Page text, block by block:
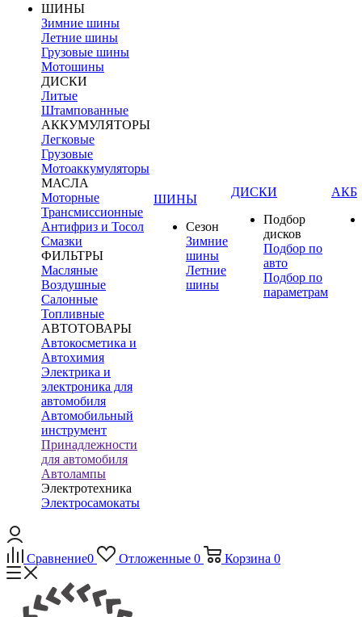
ШИНЫ
Зимние шины
Летние шины
Грузовые шины
Мотошины
ДИСКИ
Литые
Штампованные
АККУМУЛЯТОРЫ
Легковые
Грузовые
Мотоаккумуляторы
МАСЛА
Моторные
Трансмиссионные
Антифриз и Тосол
Смазки
ФИЛЬТРЫ
Масляные
Воздушные
Салонные
Топливные
АВТОТОВАРЫ
Автокосметика и
Автохимия
Электрика и
электроника для
автомобиля
Автомобильный
инструмент
Принадлежности
для автомобиля
Автолампы
Электротехника
Электросамокаты
ШИНЫ
Сезон
Зимние
шины
Летние
шины
ДИСКИ
Подбор
дисков
Подбор по
авто
Подбор по
параметрам
АКБ
Сравнение0 Отложенные 0 Корзина 0